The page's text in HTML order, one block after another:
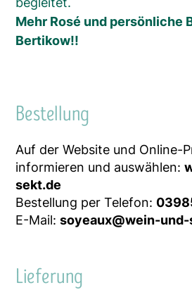
Mehr Rosé und persönliche
Bertikow!!
Bestellung
Auf der Website und Online-
informieren und auswählen:
sekt.de
Bestellung per Telefon:
E-Mail:soyeaux@wein-
Lieferung